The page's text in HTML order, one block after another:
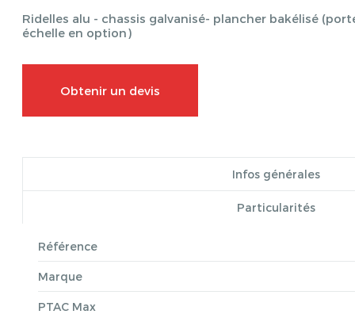
Ridelles alu - chassis galvanisé- plancher bakélisé
échelle en option)
Obtenir un devis
Infos générales
Particularités
Référence
Marque
PTAC Max